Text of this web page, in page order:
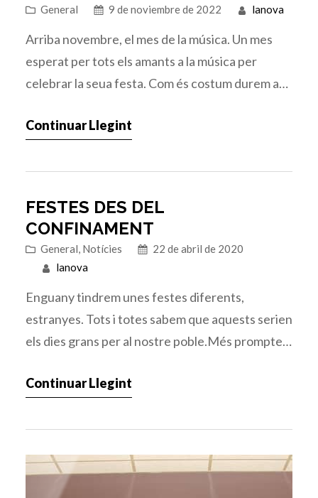
General 9 de noviembre de 2022 lanova
Arriba novembre, el mes de la música. Un mes
esperat per tots els amants a la música per
celebrar la seua festa. Com és costum durem a
Cecilia. Iniciarem la festivitat el proper dissabte
amb la qual, donem la benvinguda…
Continuar Llegint
FESTES DES DEL
CONFINAMENT
General, Notícies
22 de abril de 2020
lanova
Enguany tindrem unes festes diferents,
estranyes. Tots i totes sabem que aquests serien
els dies grans per al nostre poble.Més prompte
ajuntar-nos amb la nostra esquadra, amics,
de casa.Perquè aquesta espera es faça menys
dura, des de l’Agrupació Musical…
Continuar Llegint